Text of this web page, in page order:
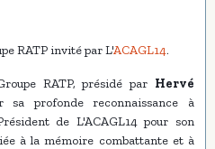
RATP invité par L'ACAGL14.
RATP, présidé par Hervé
profonde reconnaissance à
de L'ACAGL14 pour son
à la mémoire combattante et à